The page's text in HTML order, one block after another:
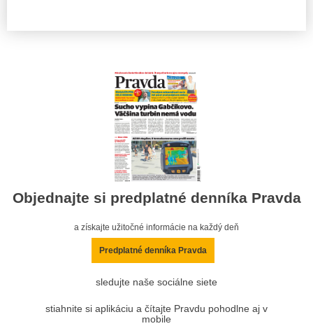
Objednajte si predplatné denníka Pravda
a získajte užitočné informácie na každý deň
Predplatné denníka Pravda
sledujte naše sociálne siete
stiahnite si aplikáciu a čítajte Pravdu pohodlne aj v
mobile